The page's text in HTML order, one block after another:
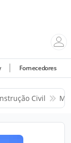
Fornecedores
Civil